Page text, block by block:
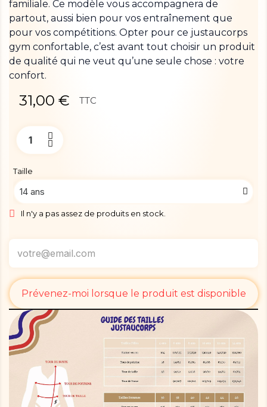
familiale. Ce modèle vous accompagnera de
partout, aussi bien pour vos entraînement que
pour vos compétitions. Opter pour ce justaucorps
gym confortable, c’est avant tout choisir un produit
de qualité qui ne veut qu’une seule chose : votre
confort.
31,00 € TTC
Taille
Il n'y a pas assez de produits en stock.
Prévenez-moi lorsque le produit est disponible